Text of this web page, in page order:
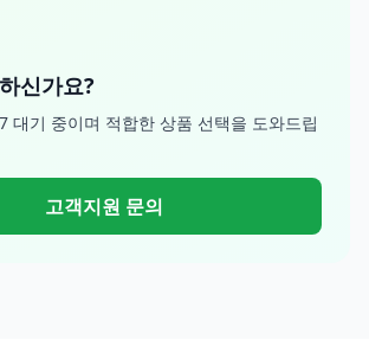
신가요?
대기 중이며 적합한 상품 선택을 도와드립
고객지원 문의